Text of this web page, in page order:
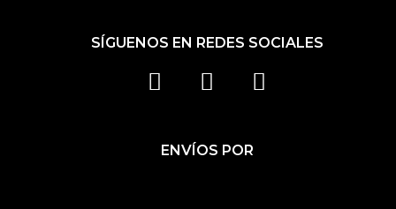
SÍGUENOS EN REDES SOCIALES
F
C
E
I
S
T
T
ENVÍOS POR